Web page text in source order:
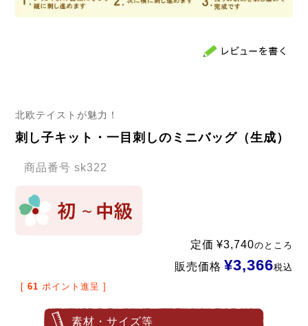
北欧テイストが魅力！
刺し子キット・一目刺しのミニバッグ（生成）
商品番号 sk322
定価 ¥3,740のところ
販売価格 ¥3,366税込
[ 61 ポイント進呈 ]
素材・サイズ等